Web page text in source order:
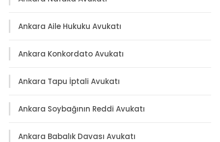
Ankara Aile Hukuku Avukatı
Ankara Konkordato Avukatı
Ankara Tapu İptali Avukatı
Ankara Soybağının Reddi Avukatı
Ankara Babalık Davası Avukatı